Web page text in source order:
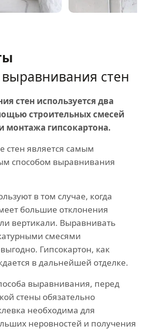
выравнивания стен
стен используется два
строительных смесей
гипсокартона.
стен является самым
способом выравнивания
в том случае, когда
большие отклонения
вертикали. Выравнивать
смесями
Гипсокартон, как
в дальнейшей отделке.
выравнивания, перед
стены обязательно
необходима для
неровностей и получения